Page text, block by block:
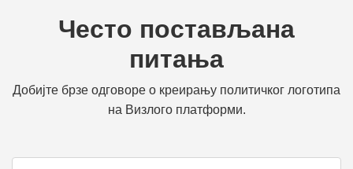
Често постављана
питања
Добијте брзе одговоре о креирању политичког логотипа
на Визлого платформи.